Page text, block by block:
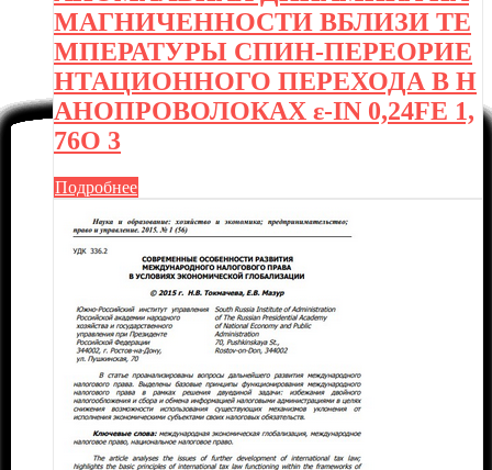
МАГНИЧЕННОСТИ ВБЛИЗИ ТЕ
МПЕРАТУРЫ СПИН-ПЕРЕОРИЕ
НТАЦИОННОГО ПЕРЕХОДА В Н
АНОПРОВОЛОКАХ ε-IN 0,24FE 1,
76O 3
Подробнее